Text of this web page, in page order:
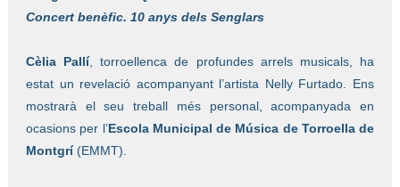
Concert benèfic. 10 anys dels Senglars
Cèlia Pallí, torroellenca de profundes arrels musicals, ha
estat un revelació acompanyant l’artista Nelly Furtado. Ens
mostrarà el seu treball més personal, acompanyada en
ocasions per l’Escola Municipal de Música de Torroella de
Montgrí(EMMT).